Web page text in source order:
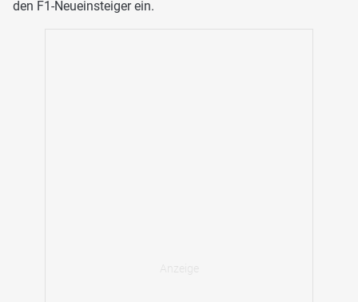
den F1-Neueinsteiger ein.